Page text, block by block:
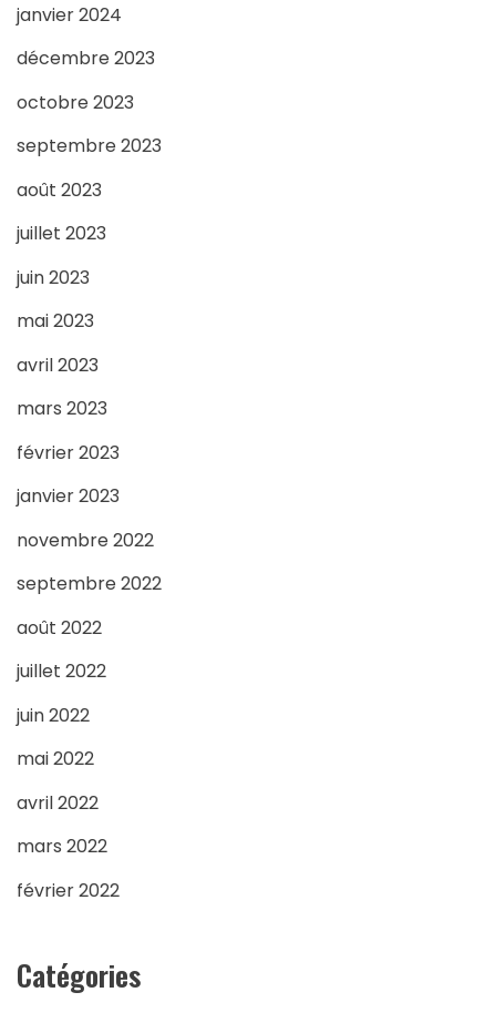
janvier 2024
décembre 2023
octobre 2023
septembre 2023
août 2023
juillet 2023
juin 2023
mai 2023
avril 2023
mars 2023
février 2023
janvier 2023
novembre 2022
septembre 2022
août 2022
juillet 2022
juin 2022
mai 2022
avril 2022
mars 2022
février 2022
Catégories